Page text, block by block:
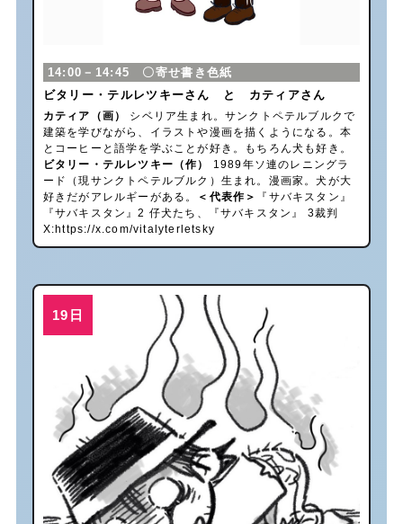
14:00－14:45 〇寄せ書き色紙
ビタリー・テルレツキーさん と カティアさん
カティア（画）
シベリア生まれ。サンクトペテルブルクで
建築を学びながら、イラストや漫画を描くようになる。本
とコーヒーと語学を学ぶことが好き。もちろん犬も好き。
ビタリー・テルレツキー（作） 1989年ソ連のレニングラ
ード（現サンクトペテルブルク）生まれ。漫画家。犬が大
好きだがアレルギーがある。
＜代表作＞
『サバキスタン』
『サバキスタン』2 仔犬たち、『サバキスタン』 3裁判
X:https://x.com/vitalyterletsky